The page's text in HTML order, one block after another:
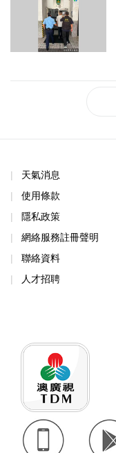
天氣消息
使用條款
隱私政策
網絡服務註冊聲明
聯絡資料
人才招聘